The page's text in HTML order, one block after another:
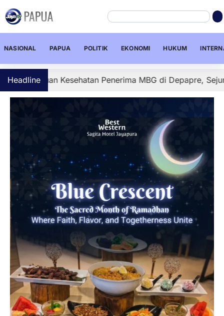
NASIONAL PAPUA POLITIK EKONOMI HUKUM
Headline
Kesehatan Penerima MBG di Depapre, Sejumlah Barang